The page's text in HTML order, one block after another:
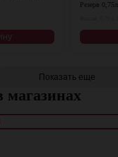
Резерв 0,75л
Показать еще
магазинах